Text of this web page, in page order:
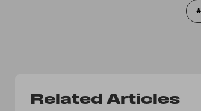
Related Articles